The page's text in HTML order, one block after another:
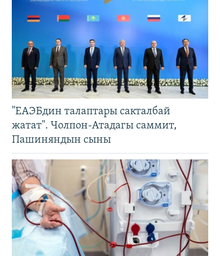
"ЕАЭБдин талаптары сакталбай
жатат". Чолпон-Атадагы саммит,
Пашиняндын сыны